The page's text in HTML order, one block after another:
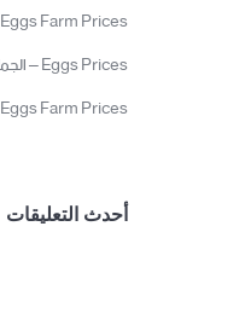
Eggs Farm Prices – المزارع06-08-2026
Eggs Prices – الجمله06-08-2026
Eggs Farm Prices – المزارع05-08-2026
أحدث التعليقات